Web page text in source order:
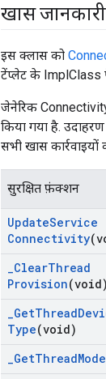
खास जानकारी
इस क्लास को
टेंप्लेट के ImplClass
जेनेरिक
किया गया है.
सभी खास कार्रवाइयों
सुरक्षित फ़ंक्शन
UpdateService
Connectivity
_ClearThread
Provision(void)
_GetThread
Type(void)
_GetThreadMode